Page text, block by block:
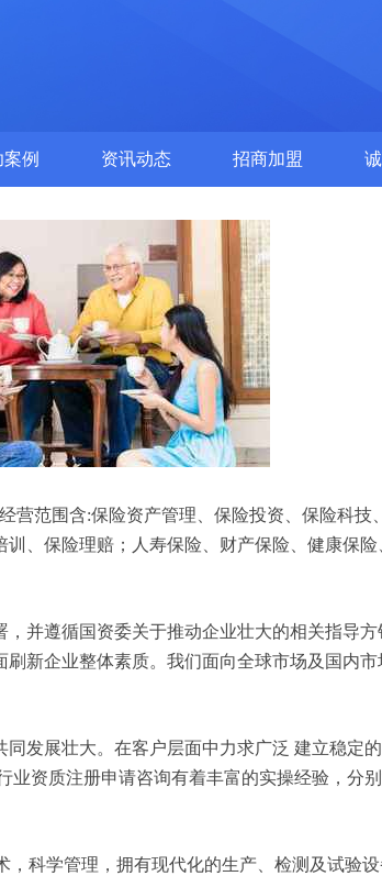
案例 资讯动态 招商加盟
营范围含:保险资产管理、保险投资、保险科
、保险理赔；人寿保险、财产保险、健康保
并遵循国资委关于推动企业壮大的相关指导
新企业整体素质。我们面向全球市场及国内
发展壮大。在客户层面中力求广泛 建立稳定
资质注册申请咨询有着丰富的实操经验，分
科学管理，拥有现代化的生产、检测及试验